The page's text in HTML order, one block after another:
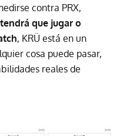
contra PRX,
que jugar o
, KRÜ está en un
cosa puede pasar,
reales de